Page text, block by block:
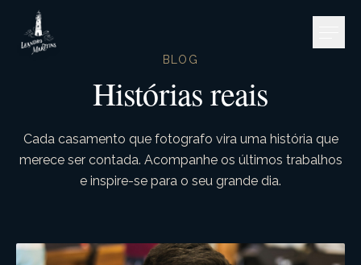
Pular para o conteúdo
BLOG
Histórias reais
Cada casamento que fotografo vira uma história que
merece ser contada. Acompanhe os últimos trabalhos
e inspire-se para o seu grande dia.